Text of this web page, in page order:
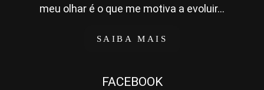
meu olhar é o que me motiva a evoluir...
SAIBA MAIS
FACEBOOK